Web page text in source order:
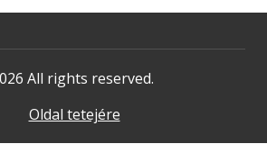
All rights reserved.
Oldal tetejére